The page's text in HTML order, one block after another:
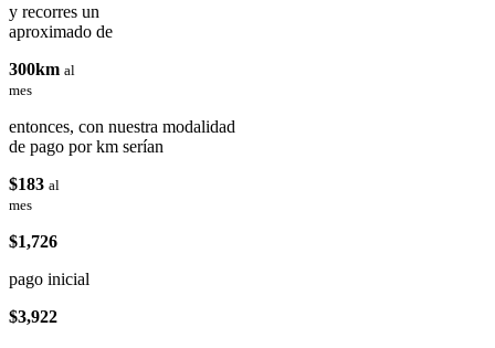
y recorres un
aproximado de
300km al
mes
entonces, con nuestra modalidad
de pago por km serían
$183 al
mes
$1,726
pago inicial
$3,922